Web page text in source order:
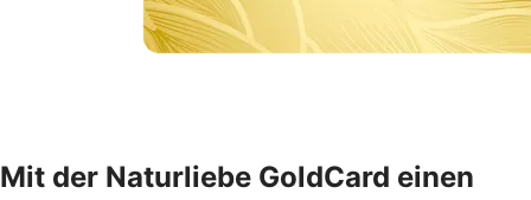
Mit der Naturliebe GoldCard einen